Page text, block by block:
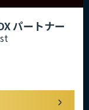
パートナー